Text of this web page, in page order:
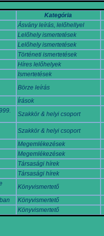
Kategória
Ásvány leírás, lelőhellyel
Lelőhely ismertetések
Lelőhely ismertetések
Történeti ismertetések
Híres lelőhelyek
Ismertetések
Börze leírás
Írások
Szakkör & helyi csoport
Szakkör & helyi csoport
Megemlékezések
Megemlékezések
Társasági hírek
Társasági hírek
Könyvismertető
Könyvismertető
Könyvismertető